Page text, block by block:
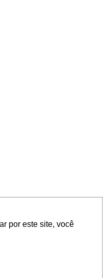
por este site, você